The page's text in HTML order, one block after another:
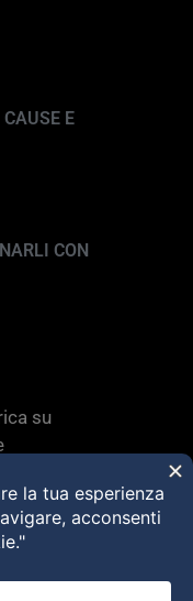
E
CON
su
–